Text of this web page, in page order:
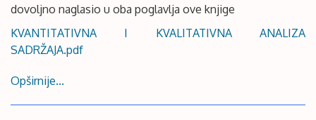
dovoljno naglasio u oba poglavlja ove knjige
KVANTITATIVNA I KVALITATIVNA ANALIZA
SADRŽAJA.pdf
Opširnije...